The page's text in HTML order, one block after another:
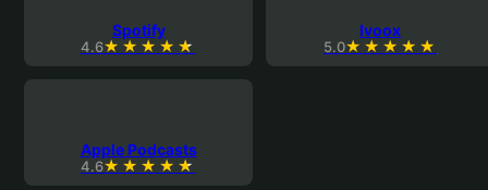
Spotify
4.6
Ivoox
5.0
Apple Podcasts
4.6